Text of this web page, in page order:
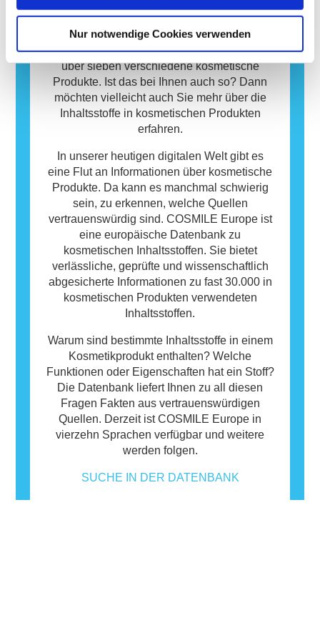
Nur notwendige Cookies verwenden
Personen nicht sicher ist.
in unserem Alltag. Im Durchschnitt
verwenden die europäischen
Verbraucherinnen und Verbraucher täglich
über sieben verschiedene kosmetische
Produkte. Ist das bei Ihnen auch so? Dann
möchten vielleicht auch Sie mehr über die
Inhaltsstoffe in kosmetischen Produkten
erfahren.
In unserer heutigen digitalen Welt gibt es
eine Flut an Informationen über kosmetische
Produkte. Da kann es manchmal schwierig
sein, zu erkennen, welche Quellen
vertrauenswürdig sind. COSMILE Europe ist
eine europäische Datenbank zu
kosmetischen Inhaltsstoffen. Sie bietet
verlässliche, geprüfte und wissenschaftlich
abgesicherte Informationen zu fast 30.000 in
kosmetischen Produkten verwendeten
Inhaltsstoffen.
Warum sind bestimmte Inhaltsstoffe in einem
Kosmetikprodukt enthalten? Welche
Funktionen oder Eigenschaften hat ein Stoff?
Die Datenbank liefert Ihnen zu all diesen
Fragen Fakten aus vertrauenswürdigen
Quellen. Derzeit ist COSMILE Europe in
vierzehn Sprachen verfügbar und weitere
werden folgen.
SUCHE IN DER DATENBANK